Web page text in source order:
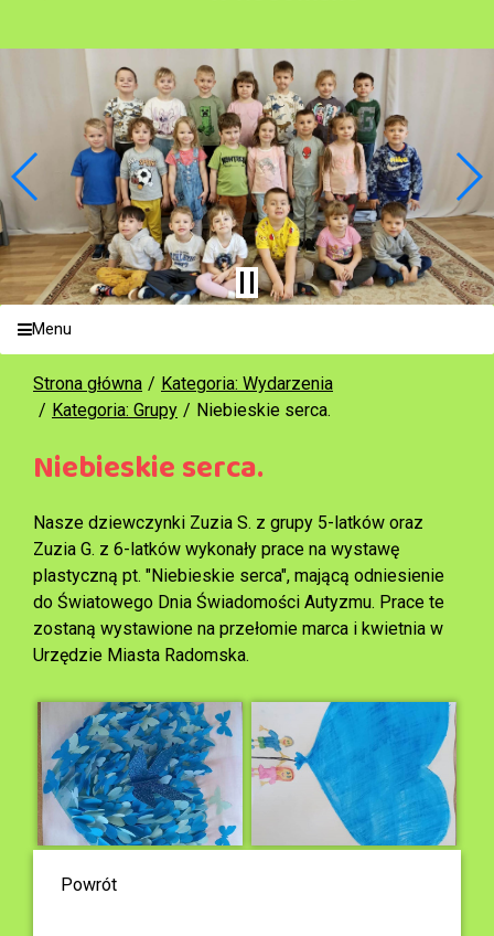
Menu
Strona główna
Kategoria: Wydarzenia
Kategoria: Grupy
Niebieskie serca.
Niebieskie serca.
Nasze dziewczynki Zuzia S. z grupy 5-latków oraz
Zuzia G. z 6-latków wykonały prace na wystawę
plastyczną pt. "Niebieskie serca", mającą odniesienie
do Światowego Dnia Świadomości Autyzmu. Prace te
zostaną wystawione na przełomie marca i kwietnia w
Urzędzie Miasta Radomska.
Powrót